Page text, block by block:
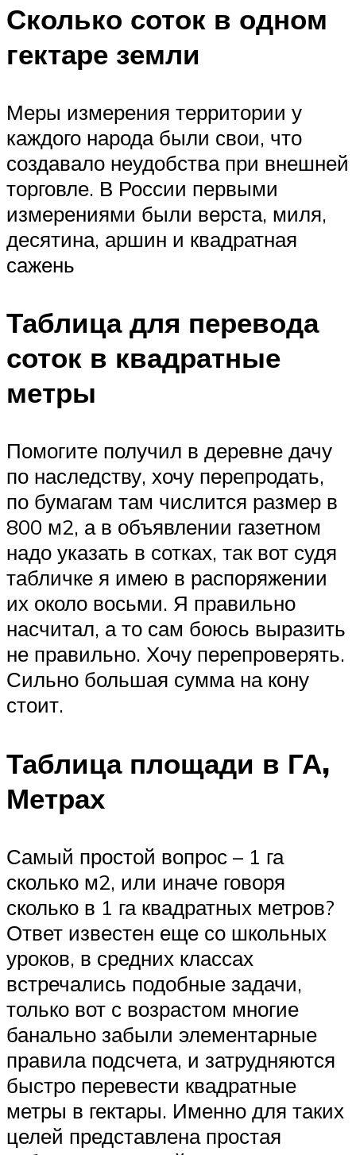
Сколько соток в одном
гектаре земли
Меры измерения территории у
каждого народа были свои, что
создавало неудобства при внешней
торговле. В России первыми
измерениями были верста, миля,
десятина, аршин и квадратная
сажень
Таблица для перевода
соток в квадратные
метры
Помогите получил в деревне дачу
по наследству, хочу перепродать,
по бумагам там числится размер в
800 м2, а в объявлении газетном
надо указать в сотках, так вот судя
табличке я имею в распоряжении
их около восьми. Я правильно
насчитал, а то сам боюсь выразить
не правильно. Хочу перепроверять.
Сильно большая сумма на кону
стоит.
Таблица площади в ГА,
Метрах
Самый простой вопрос – 1 га
сколько м2, или иначе говоря
сколько в 1 га квадратных метров?
Ответ известен еще со школьных
уроков, в средних классах
встречались подобные задачи,
только вот с возрастом многие
банально забыли элементарные
правила подсчета, и затрудняются
быстро перевести квадратные
метры в гектары. Именно для таких
целей представлена простая